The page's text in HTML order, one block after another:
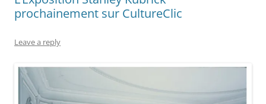
prochainement sur CultureClic
Leave a reply